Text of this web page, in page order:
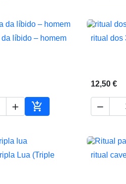
rápida
líbido – homem
 
Adicionar ao carrinho
ritual dos
12,50 €

rápida
Lua (Triple
ritual